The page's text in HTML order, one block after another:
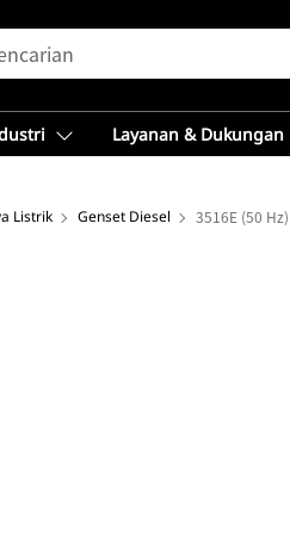
Layanan & Dukungan
Listrik Genset Diesel 3516E (50 Hz)